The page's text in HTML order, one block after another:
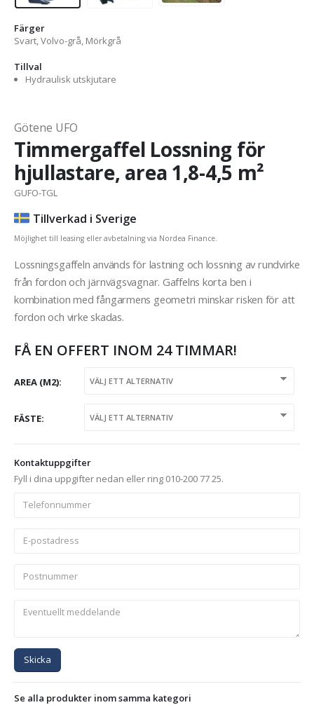
Färger
Svart, Volvo-grå, Mörkgrå
Tillval
Hydraulisk utskjutare
Götene UFO
Timmergaffel Lossning för
hjullastare, area 1,8-4,5 m²
GUFO-TGL
Tillverkad i Sverige
Möjlighet till leasing eller avbetalning via Nordea Finance.
Lossningsgaffeln används för lastning och lossning av rundvirke
från fordon och järnvägsvagnar. Gaffelns korta ben i
kombination med fångarmens geometri minskar risken för att
fordon och virke skadas.
FÅ EN OFFERT INOM 24 TIMMAR!
AREA (M2)
FÄSTE
Kontaktuppgifter
Fyll i dina uppgifter nedan eller ring 010-200 77 25.
Skicka
Se alla produkter inom samma kategori